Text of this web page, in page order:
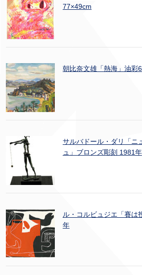
77×49cm
朝比奈文雄「熱海」油彩
サルバドール・ダリ「ニ
ュ」ブロンズ彫刻 1981年
ル・コルビュジエ「賽は
年